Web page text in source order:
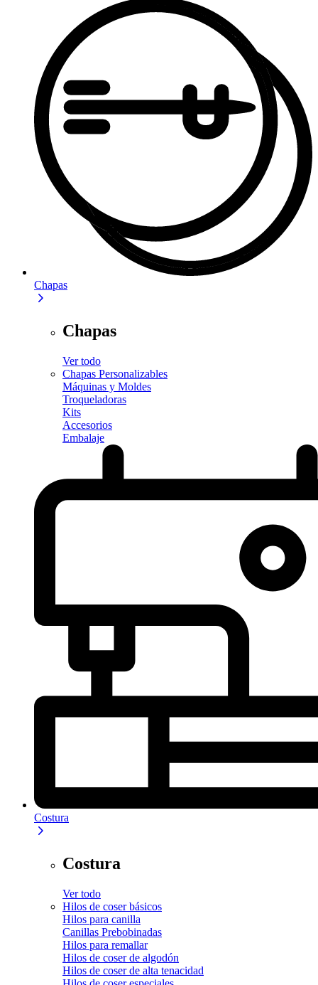
Chapas
Chapas
Ver todo
Chapas Personalizables
Máquinas y Moldes
Troqueladoras
Kits
Accesorios
Embalaje
Costura
Costura
Ver todo
Hilos de coser básicos
Hilos para canilla
Canillas Prebobinadas
Hilos para remallar
Hilos de coser de algodón
Hilos de coser de alta tenacidad